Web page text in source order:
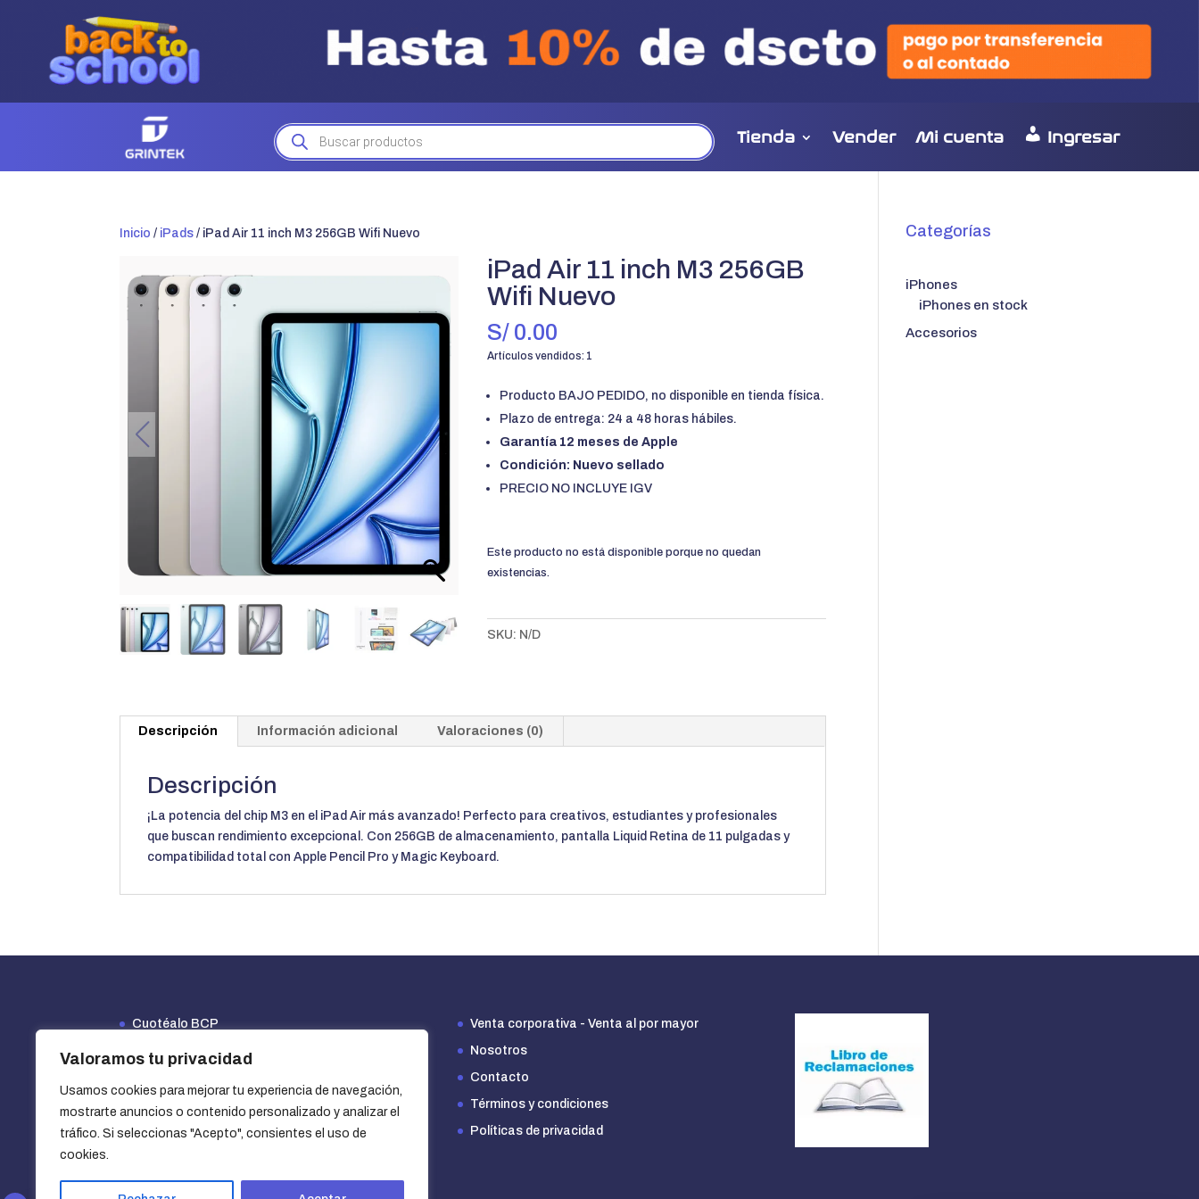
Valoramos tu privacidad
Usamos cookies para mejorar tu experiencia de navegación,
mostrarte anuncios o contenido personalizado y analizar el
tráfico. Si seleccionas "Acepto", consientes el uso de
cookies.
Búsqueda
de
productos
Tienda Vender Mi cuenta Ingresar
Inicio / iPads / iPad Air 11 inch M3 256GB Wifi Nuevo
iPad Air 11 inch M3 256GB
Wifi Nuevo
S/ 0.00
Artículos vendidos: 1
Producto BAJO PEDIDO, no disponible en tienda física.
Plazo de entrega: 24 a 48 horas hábiles.
Garantía 12 meses de Apple
Condición: Nuevo sellado
PRECIO NO INCLUYE IGV
Este producto no está disponible porque no quedan
existencias.
SKU: N/D
Descripción Información adicional Valoraciones (0)
Descripción
¡La potencia del chip M3 en el iPad Air más avanzado! Perfecto para creativos, estudiantes y profesionales
que buscan rendimiento excepcional. Con 256GB de almacenamiento, pantalla Liquid Retina de 11 pulgadas y
compatibilidad total con Apple Pencil Pro y Magic Keyboard.
Categorías
iPhones
iPhones en stock
Accesorios
Cuotéalo BCP
Financiamiento Efectiva
¿Cómo usar un cupón?
Vender mi iPhone
Venta corporativa - Venta al por mayor
Nosotros
Contacto
Términos y condiciones
Políticas de privacidad